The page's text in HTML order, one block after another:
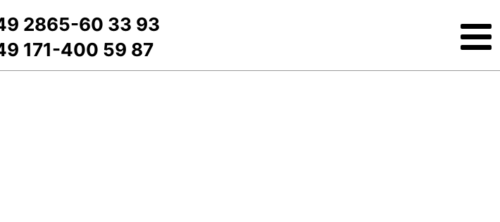
2865-60 33 93
171-400 59 87